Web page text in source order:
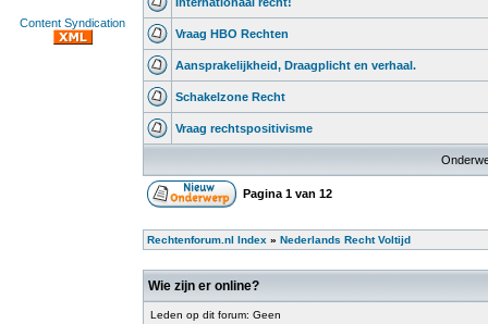
Content Syndication
Vraag HBO Rechten
Aansprakelijkheid, Draagplicht en verhaal.
Schakelzone Recht
Vraag rechtspositivisme
Pagina 1 van 12
Rechtenforum.nl Index » Nederlands Recht Voltijd
Wie zijn er online?
Leden op dit forum: Geen